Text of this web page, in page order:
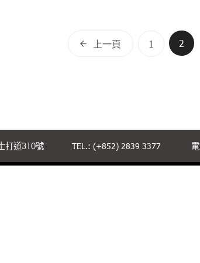
上一頁 1 2
打道310號 TEL.: (+852) 2839 3377